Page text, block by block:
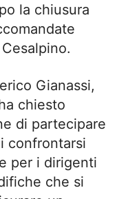
la chiusura
Gianassi,
chiesto
di partecipare
confrontarsi
per i dirigenti
che si